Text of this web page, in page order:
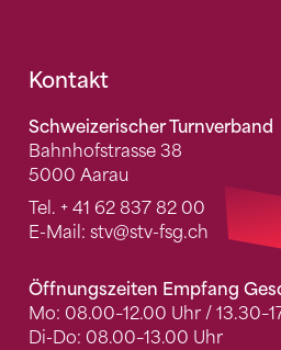
Fusszeile
Kontakt
Schweizerischer Turnverband
Bahnhofstrasse 38
5000 Aarau
Tel. + 41 62 837 82 00
E-Mail: stv@stv-fsg.ch
Öffnungszeiten Empfang
Mo: 08.00–12.00 Uhr /
Di-Do: 08.00–13.00 Uhr